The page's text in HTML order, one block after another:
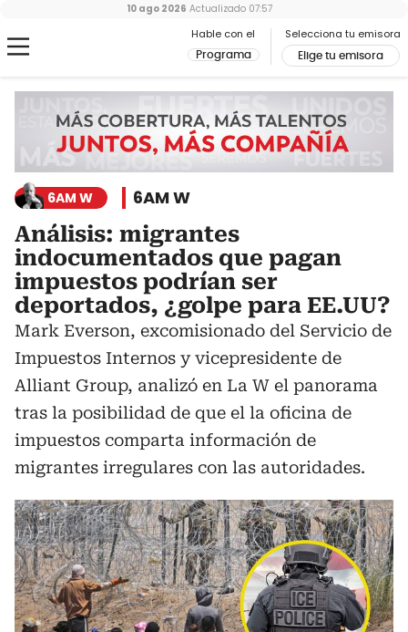
Hable con el
Programa
Selecciona tu emisora
Elige tu emisora
10 ago 2026 Actualizado 07:57
6AM W 6AM W
Análisis: migrantes
indocumentados que pagan
impuestos podrían ser
deportados, ¿golpe para EE.UU?
Mark Everson, excomisionado del Servicio de
Impuestos Internos y vicepresidente de
Alliant Group, analizó en La W el panorama
tras la posibilidad de que el la oficina de
impuestos comparta información de
migrantes irregulares con las autoridades.